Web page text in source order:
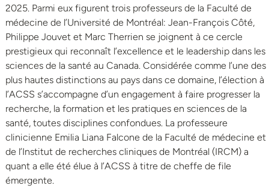
2025. Parmi eux figurent trois professeurs de la Faculté de
médecine de l’Université de Montréal: Jean-François Côté,
Philippe Jouvet et Marc Therrien se joignent à ce cercle
prestigieux qui reconnaît l’excellence et le leadership dans les
sciences de la santé au Canada. Considérée comme l’une des
plus hautes distinctions au pays dans ce domaine, l’élection à
l’ACSS s’accompagne d’un engagement à faire progresser la
recherche, la formation et les pratiques en sciences de la
santé, toutes disciplines confondues. La professeure
clinicienne Emilia Liana Falcone de la Faculté de médecine et
de l’Institut de recherches cliniques de Montréal (IRCM) a
quant a elle été élue à l’ACSS à titre de cheffe de file
émergente.